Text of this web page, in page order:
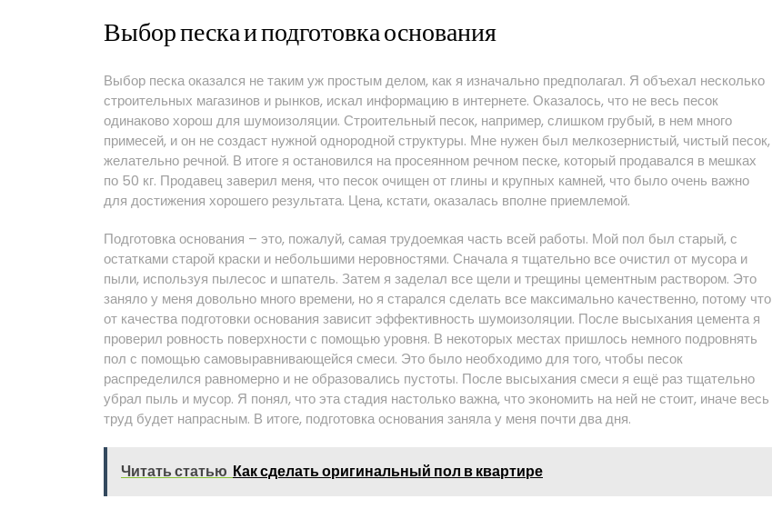
Выбор песка и подготовка основания
Выбор песка оказался не таким уж простым делом, как я изначально предполагал. Я объехал несколько
строительных магазинов и рынков, искал информацию в интернете. Оказалось, что не весь песок
одинаково хорош для шумоизоляции. Строительный песок, например, слишком грубый, в нем много
примесей, и он не создаст нужной однородной структуры. Мне нужен был мелкозернистый, чистый песок,
желательно речной. В итоге я остановился на просеянном речном песке, который продавался в мешках
по 50 кг. Продавец заверил меня, что песок очищен от глины и крупных камней, что было очень важно
для достижения хорошего результата. Цена, кстати, оказалась вполне приемлемой.
Подготовка основания – это, пожалуй, самая трудоемкая часть всей работы. Мой пол был старый, с
остатками старой краски и небольшими неровностями. Сначала я тщательно все очистил от мусора и
пыли, используя пылесос и шпатель. Затем я заделал все щели и трещины цементным раствором. Это
заняло у меня довольно много времени, но я старался сделать все максимально качественно, потому что
от качества подготовки основания зависит эффективность шумоизоляции. После высыхания цемента я
проверил ровность поверхности с помощью уровня. В некоторых местах пришлось немного подровнять
пол с помощью самовыравнивающейся смеси. Это было необходимо для того, чтобы песок
распределился равномерно и не образовались пустоты. После высыхания смеси я ещё раз тщательно
убрал пыль и мусор. Я понял, что эта стадия настолько важна, что экономить на ней не стоит, иначе весь
труд будет напрасным. В итоге, подготовка основания заняла у меня почти два дня.
Читать статью Как сделать оригинальный пол в квартире